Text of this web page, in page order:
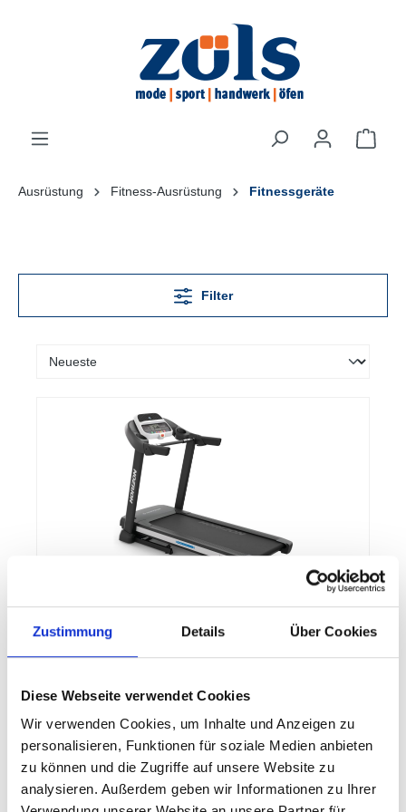
Zustimmung Details Über Cookies
Diese Webseite verwendet Cookies
Wir verwenden Cookies, um Inhalte und Anzeigen zu
personalisieren, Funktionen für soziale Medien anbieten
zu können und die Zugriffe auf unsere Website zu
analysieren. Außerdem geben wir Informationen zu Ihrer
Ausrüstung Fitness-Ausrüstung Fitnessgeräte
Filter
Adventure 3 Viewfit 2018
Bedienkomfort und höchste Funktionalität. Das
verschiedene Funktionalitäten. Dadurch lässt sich
Ihr Ausdauertraining noch angenehmer und
vielseitiger gestalten. Die robuste Qualität, das
moderne Design, aber auch intuitive Trainingsvielfalt
machen unser Laufband besonders. Zusätzlich lässt
1.499,99 €*